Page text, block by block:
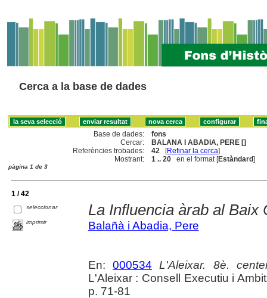
Cerca a la base de dades
Base de dades:
fons
Cercar:
BALANA I ABADIA, PERE []
Referències trobades:
42 [Refinar la cerca]
Mostrant:
1 .. 20 en el format [Estàndard]
pàgina 1 de 3
1 / 42
seleccionar
imprimir
La Influencia àrab al Baix
Balañà i Abadia, Pere
En: 000534
L'Aleixar. 8è.
L'Aleixar : Consell Executiu i
p. 71-81